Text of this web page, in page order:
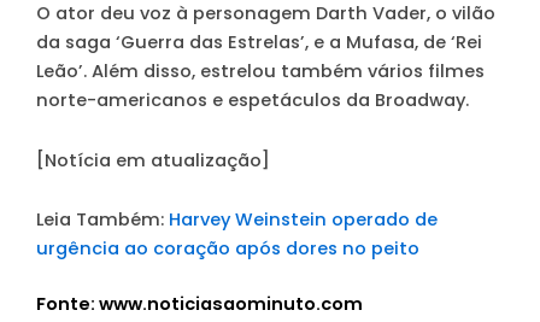
O ator deu voz à personagem Darth Vader, o vilão
da saga ‘Guerra das Estrelas’, e a Mufasa, de ‘Rei
Leão’. Além disso, estrelou também vários filmes
norte-americanos e espetáculos da Broadway.
[Notícia em atualização]
Leia Também: Harvey Weinstein operado de
urgência ao coração após dores no peito
Fonte: www.noticiasaominuto.com